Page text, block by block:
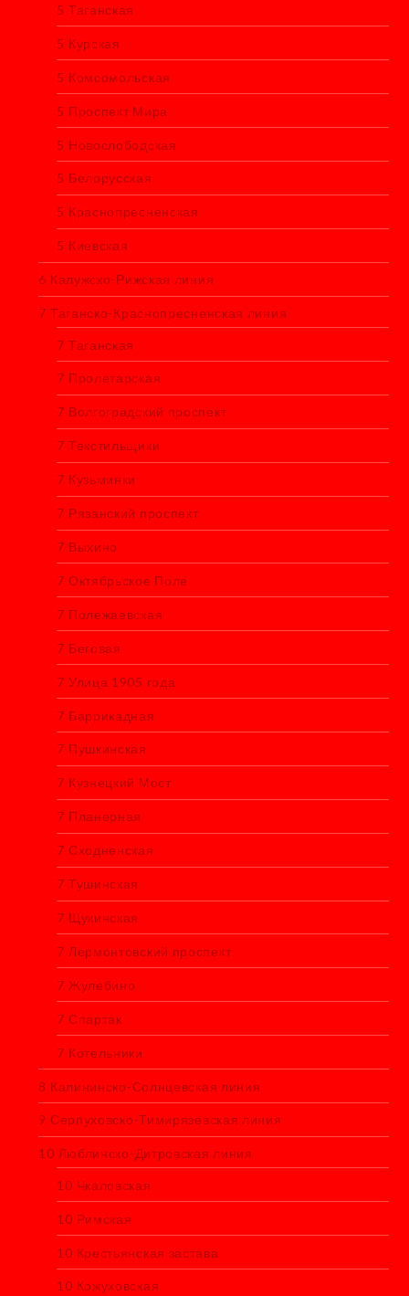
5 Таганская
5 Курская
5 Комсомольская
5 Проспект Мира
5 Новослободская
5 Белорусская
5 Краснопресненская
5 Киевская
6 Калужско-Рижская линия
7 Таганско-Краснопресненская линия
7 Таганская
7 Пролетарская
7 Волгоградский проспект
7 Текстильщики
7 Кузьминки
7 Рязанский проспект
7 Выхино
7 Октябрьское Поле
7 Полежаевская
7 Беговая
7 Улица 1905 года
7 Баррикадная
7 Пушкинская
7 Кузнецкий Мост
7 Планерная
7 Сходненская
7 Тушинская
7 Щукинская
7 Лермонтовский проспект
7 Жулебино
7 Спартак
7 Котельники
8 Калининско-Солнцевская линия
9 Серпуховско-Тимирязевская линия
10 Люблинско-Дитровская линия
10 Чкаловская
10 Римская
10 Крестьянская застава
10 Кожуховская